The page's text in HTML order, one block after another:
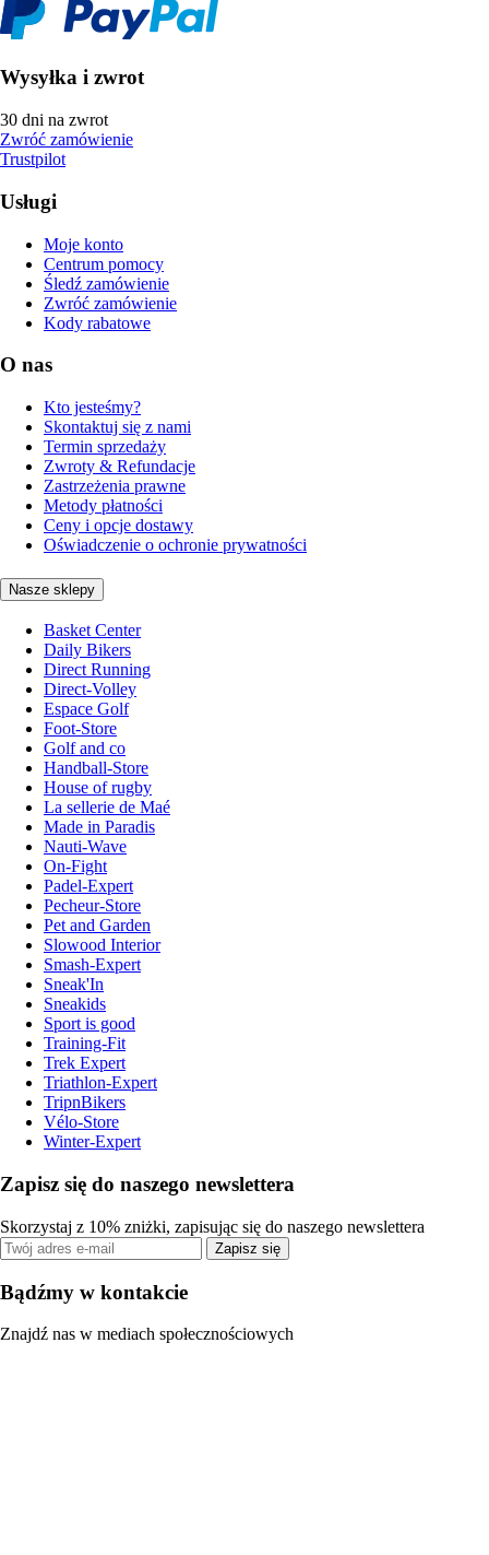
Wysyłka i zwrot
30 dni na zwrot
Zwróć zamówienie
Trustpilot
Usługi
Moje konto
Centrum pomocy
Śledź zamówienie
Zwróć zamówienie
Kody rabatowe
O nas
Kto jesteśmy?
Skontaktuj się z nami
Termin sprzedaży
Zwroty & Refundacje
Zastrzeżenia prawne
Metody płatności
Ceny i opcje dostawy
Oświadczenie o ochronie prywatności
Nasze sklepy
Basket Center
Daily Bikers
Direct Running
Direct-Volley
Espace Golf
Foot-Store
Golf and co
Handball-Store
House of rugby
La sellerie de Maé
Made in Paradis
Nauti-Wave
On-Fight
Padel-Expert
Pecheur-Store
Pet and Garden
Slowood Interior
Smash-Expert
Sneak'In
Sneakids
Sport is good
Training-Fit
Trek Expert
Triathlon-Expert
TripnBikers
Vélo-Store
Winter-Expert
Zapisz się do naszego newslettera
Skorzystaj z 10% zniżki, zapisując się do naszego newslettera
Zapisz się
Bądźmy w kontakcie
Znajdź nas w mediach społecznościowych